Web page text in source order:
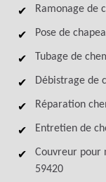
Ramonage de
Pose de
Tubage de
Débistrage de
Réparation
Entretien de
Couvreur pour
59420